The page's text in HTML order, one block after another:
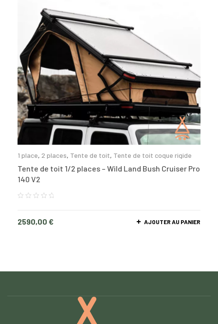
1 place, 2 places, Tente de toit, Tente de toit coque rigide
Tente de toit 1/2 places – Wild Land Bush Cruiser Pro
140 V2
2590,00 € AJOUTER AU PANIER